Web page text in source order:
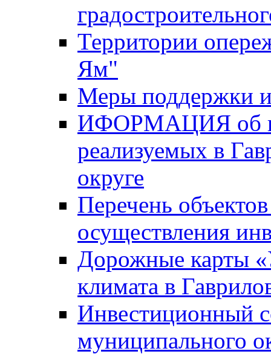
Территории
Ям"
Меры поддержки
ИФОРМАЦИЯ об
реализуемых в
округе
Перечень
осуществления
Дорожные карты
климата в
Инвестиционный
муниципального